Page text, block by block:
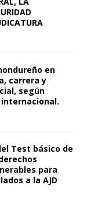
en
carrera y
según
Test básico de
para
a la AJD